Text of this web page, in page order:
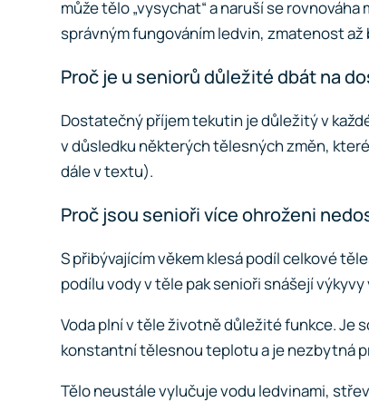
může tělo „vysychat“ a naruší se
správným fungováním ledvin, zmatenost
Proč je u seniorů důležité dbát na
Dostatečný příjem tekutin je důležitý v
v důsledku některýchtělesných změn,
dále v textu).
Proč jsou senioři více ohroženi
S přibývajícím věkem klesá podíl celkové
podílu vody v těle pak senioři snášejí
Voda plní v těle životně důležité funkce.
konstantní tělesnou teplotu a je nezbytná
Tělo neustále vylučuje vodu ledvinami,